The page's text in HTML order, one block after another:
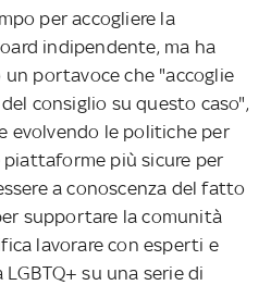
per accogliere la
indipendente, ma ha
portavoce che "accoglie
consiglio su questo caso",
evolvendo le politiche per
più sicure per
a conoscenza del fatto
supportare la comunità
lavorare con esperti e
su una serie di